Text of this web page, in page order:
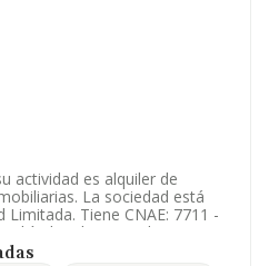
actividad es alquiler de
La sociedad está
Tiene CNAE: 7711 -
de motor ligeros'.
en mercados exteriores.